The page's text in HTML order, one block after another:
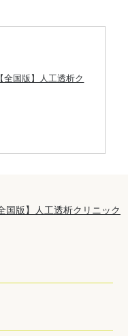
全国版】人工透析ク